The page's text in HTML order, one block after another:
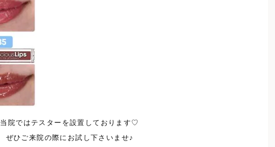
当院ではテスターを設置しております♡
ぜひご来院の際にお試し下さいませ♪